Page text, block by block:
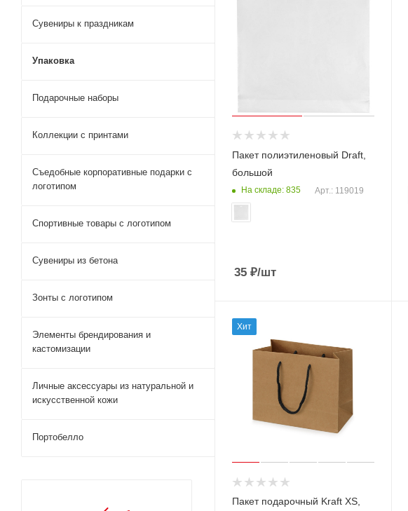
Пакет полиэтиленовый Draft,
большой
На складе: 835 Арт.: 119019
35 ₽/шт
Хит
Пакет подарочный Kraft XS,
Сувениры к праздникам
Упаковка
Подарочные наборы
Коллекции с принтами
Съедобные корпоративные подарки с
логотипом
Спортивные товары с логотипом
Сувениры из бетона
Зонты с логотипом
Элементы брендирования и
кастомизации
Личные аксессуары из натуральной и
искусственной кожи
Портобелло